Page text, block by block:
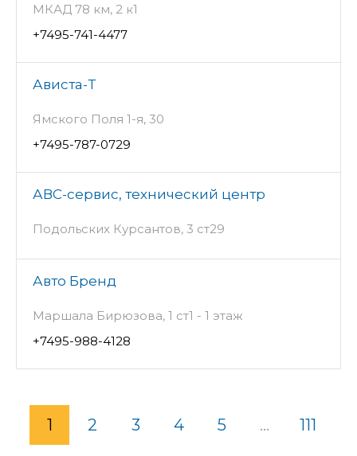
МКАД 78 км, 2 к1
+7495-741-4477
Ависта-Т
Ямского Поля 1-я, 30
+7495-787-0729
АВС-сервис, технический центр
Подольских Курсантов, 3 ст29
Авто Бренд
Маршала Бирюзова, 1 ст1 - 1 этаж
+7495-988-4128
1 2 3 4 5 ... 111